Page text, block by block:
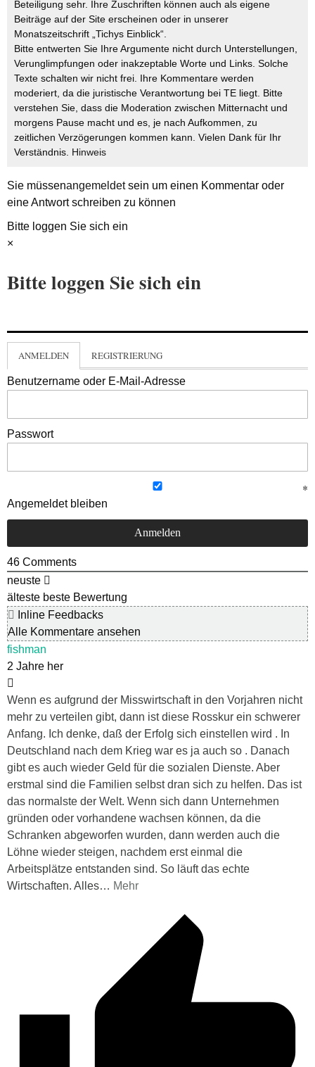
Beteiligung sehr. Ihre Zuschriften können auch als eigene
Beiträge auf der Site erscheinen oder in unserer
Monatszeitschrift „Tichys Einblick“.
Bitte entwerten Sie Ihre Argumente nicht durch Unterstellungen,
Verunglimpfungen oder inakzeptable Worte und Links. Solche
Texte schalten wir nicht frei. Ihre Kommentare werden
moderiert, da die juristische Verantwortung bei TE liegt. Bitte
verstehen Sie, dass die Moderation zwischen Mitternacht und
morgens Pause macht und es, je nach Aufkommen, zu
zeitlichen Verzögerungen kommen kann. Vielen Dank für Ihr
Verständnis. Hinweis
Sie müssenangemeldetsein um einen Kommentar oder
eine Antwort schreiben zu können
Bitte loggen Sie sich ein
×
Bitte loggen Sie sich ein
ANMELDEN REGISTRIERUNG
Benutzername oder E-Mail-Adresse
Passwort
Angemeldet bleiben
46 Comments
neuste
älteste beste Bewertung
Inline Feedbacks
Alle Kommentare ansehen
fishman
2 Jahre her
Wenn es aufgrund der Misswirtschaft in den Vorjahren nicht
mehr zu verteilen gibt, dann ist diese Rosskur ein schwerer
Anfang. Ich denke, daß der Erfolg sich einstellen wird . In
Deutschland nach dem Krieg war es ja auch so . Danach
gibt es auch wieder Geld für die sozialen Dienste. Aber
erstmal sind die Familien selbst dran sich zu helfen. Das ist
das normalste der Welt. Wenn sich dann Unternehmen
gründen oder vorhandene wachsen können, da die
Schranken abgeworfen wurden, dann werden auch die
Löhne wieder steigen, nachdem erst einmal die
Arbeitsplätze entstanden sind. So läuft das echte
Wirtschaften. Alles… Mehr